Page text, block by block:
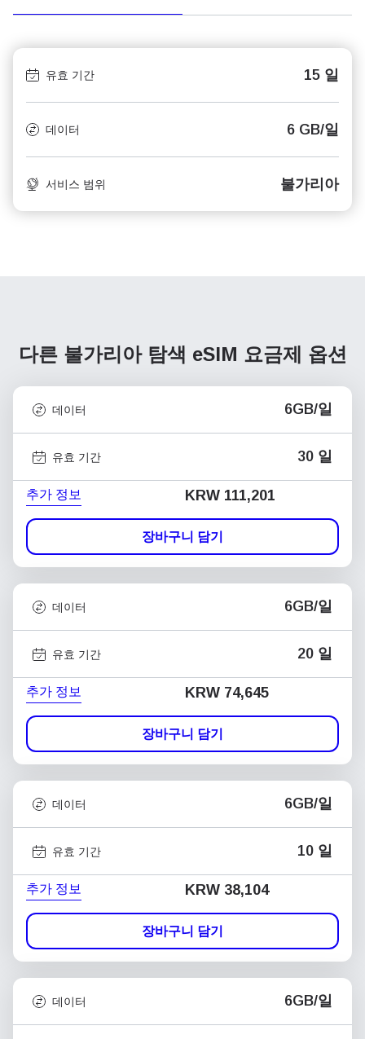
유효 기간 15 일
데이터 6 GB/일
서비스 범위 불가리아
다른 불가리아 탐색 eSIM 요금제 옵션
데이터 6GB/일
유효 기간 30 일
추가 정보 KRW 111,201
장바구니 담기
데이터 6GB/일
유효 기간 20 일
추가 정보 KRW 74,645
장바구니 담기
데이터 6GB/일
유효 기간 10 일
추가 정보 KRW 38,104
장바구니 담기
데이터 6GB/일